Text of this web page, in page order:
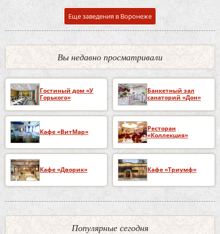
Еще заведения в Воронеже
Вы недавно просматривали
Гостиный дом «У
Горького»
Банкетный зал
санаторий «Дон»
Кафе «ВитМар»
Ресторан
«Коллекция»
Кафе «Дворик» Кафе «Триумф»
Популярные сегодня